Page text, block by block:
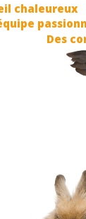
chaleureux
Des